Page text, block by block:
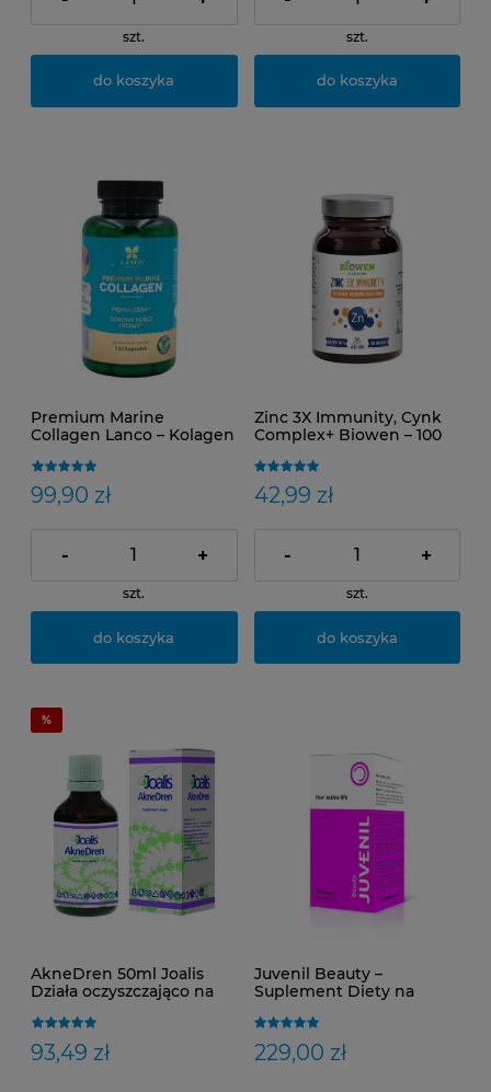
szt.
do koszyka
szt.
do koszyka
Premium Marine
Collagen Lanco – Kolagen
Kwasem Hialuronowym i
Witaminą C | Naticol®
4000 – 120 Vege Kapsułek
99,90 zł
- +
szt.
do koszyka
Zinc 3X Immunity, Cynk
Complex+ Biowen – 100
42,99 zł
- +
szt.
do koszyka
AkneDren 50ml Joalis
Działa oczyszczająco na
93,49 zł
Juvenil Beauty –
Suplement Diety na
Paznokcie | 180 Kapsułek
229,00 zł